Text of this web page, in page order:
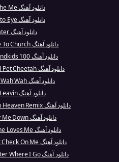
دانلود آهنگ Breathe Me از Tyla
دانلود آهنگ Eye to Eye از Astrix
دانلود آهنگ Water از Tyla
دانلود آهنگ Take Me To Church از Hozier
دانلود آهنگ 100 Grandkids از Mac Miller
دانلود آهنگ Pet Cheetah از Twenty One Pilots
دانلود آهنگ Pu Wah Wah از Tech N9ne
دانلود آهنگ Leavin از Rod Wave
دانلود آهنگ Celestica - Bear In Heaven Remix از...
دانلود آهنگ Lay Me Down از Sam Smith
دانلود آهنگ When She Loves Me از Shaggy
دانلود آهنگ Don't Check On Me از Chris Brown
دانلود آهنگ No Matter Where I Go از Nate Dogg